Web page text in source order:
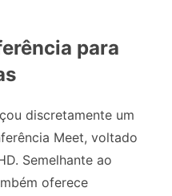
para
discretamente um
Meet, voltado
Semelhante ao
oferece